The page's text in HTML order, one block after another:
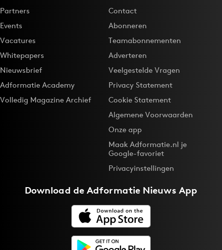
Partners
Events
Vacatures
Whitepapers
Nieuwsbrief
Adformatie Academy
Volledig Magazine Archief
Contact
Abonneren
Teamabonnementen
Adverteren
Veelgestelde Vragen
Privacy Statement
Cookie Statement
Algemene Voorwaarden
Onze app
Maak Adformatie.nl je
Google-favoriet
Privacyinstellingen
Download deAdformatie Nieuws App